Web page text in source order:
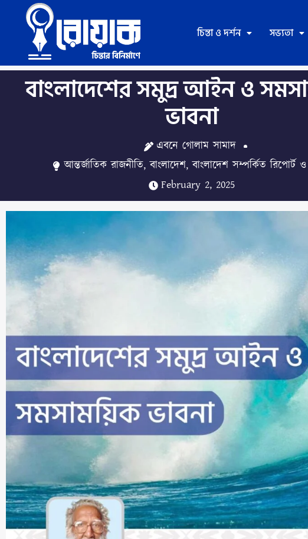
চিন্তা ও দর্শন সভ্যতা
বাংলাদেশের সমুদ্র আইন ও
ভাবনা
এবনে গোলাম সামাদ
আন্তর্জাতিক রাজনীতি,বাংলাদেশ,বাংলাদেশ সম্পর্কিত রিপোর্ট
February 2, 2025